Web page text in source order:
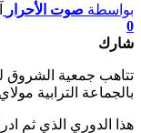
بواسطة صوت الأحرار
0
شارك
بالجماعة الترابية مولاي بوسلهام إقليم القنيطرة
هذا الدوري الذي ثم